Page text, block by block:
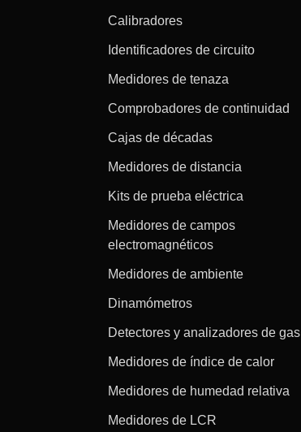
Calibradores
Identificadores de circuito
Medidores de tenaza
Comprobadores de continuidad
Cajas de décadas
Medidores de distancia
Kits de prueba eléctrica
Medidores de campos
electromagnéticos
Medidores de ambiente
Dinamómetros
Detectores y analizadores de gas
Medidores de índice de calor
Medidores de humedad relativa
Medidores de LCR